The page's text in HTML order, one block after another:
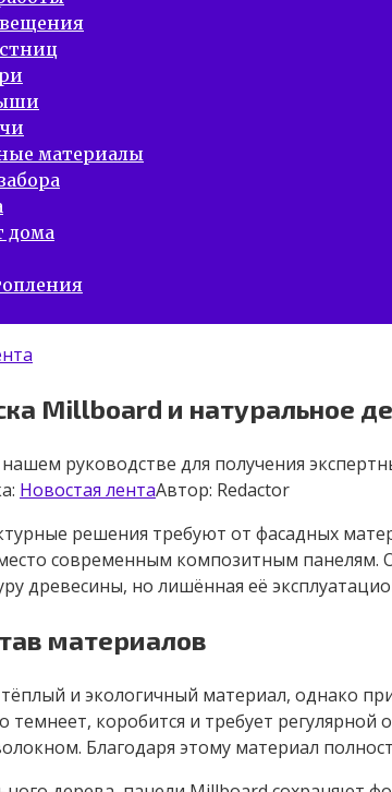
материалы
дома
Millboard и натуральное
руководстве для получения
Новостая лентаАвтор: Redactor
решения требуют от фасадных
современным композитным
древесины, но лишённая её
материалов
и экологичный материал, однако
темнеет, коробится и требует
Благодаря этому материал